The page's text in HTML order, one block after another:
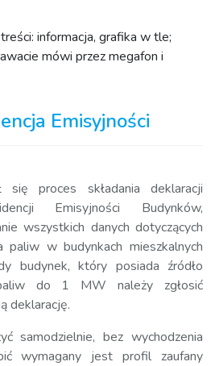
Emisyjności
proces składania deklaracji
Emisyjności Budynków,
wszystkich danych dotyczących
paliw w budynkach mieszkalnych
budynek, który posiada źródło
do 1 MW należy zgłosić
deklarację.
samodzielnie, bez wychodzenia
wymagany jest profil zaufany